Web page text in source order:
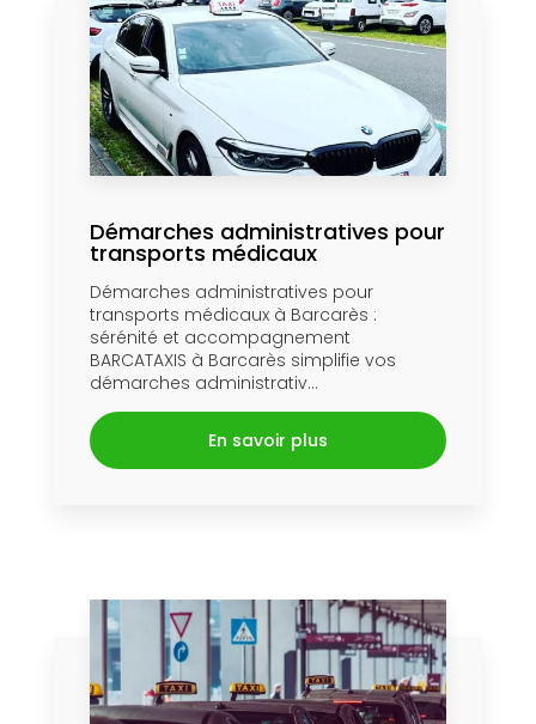
Démarches administratives pour
transports médicaux
Démarches administratives pour
transports médicaux à Barcarès :
sérénité et accompagnement
BARCATAXIS à Barcarès simplifie vos
démarches administrativ...
En savoir plus